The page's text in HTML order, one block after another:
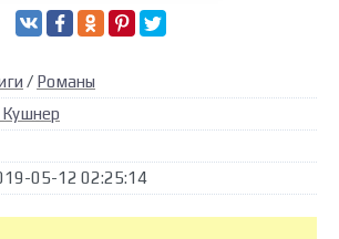
/ Романы
05-12 02:25:14